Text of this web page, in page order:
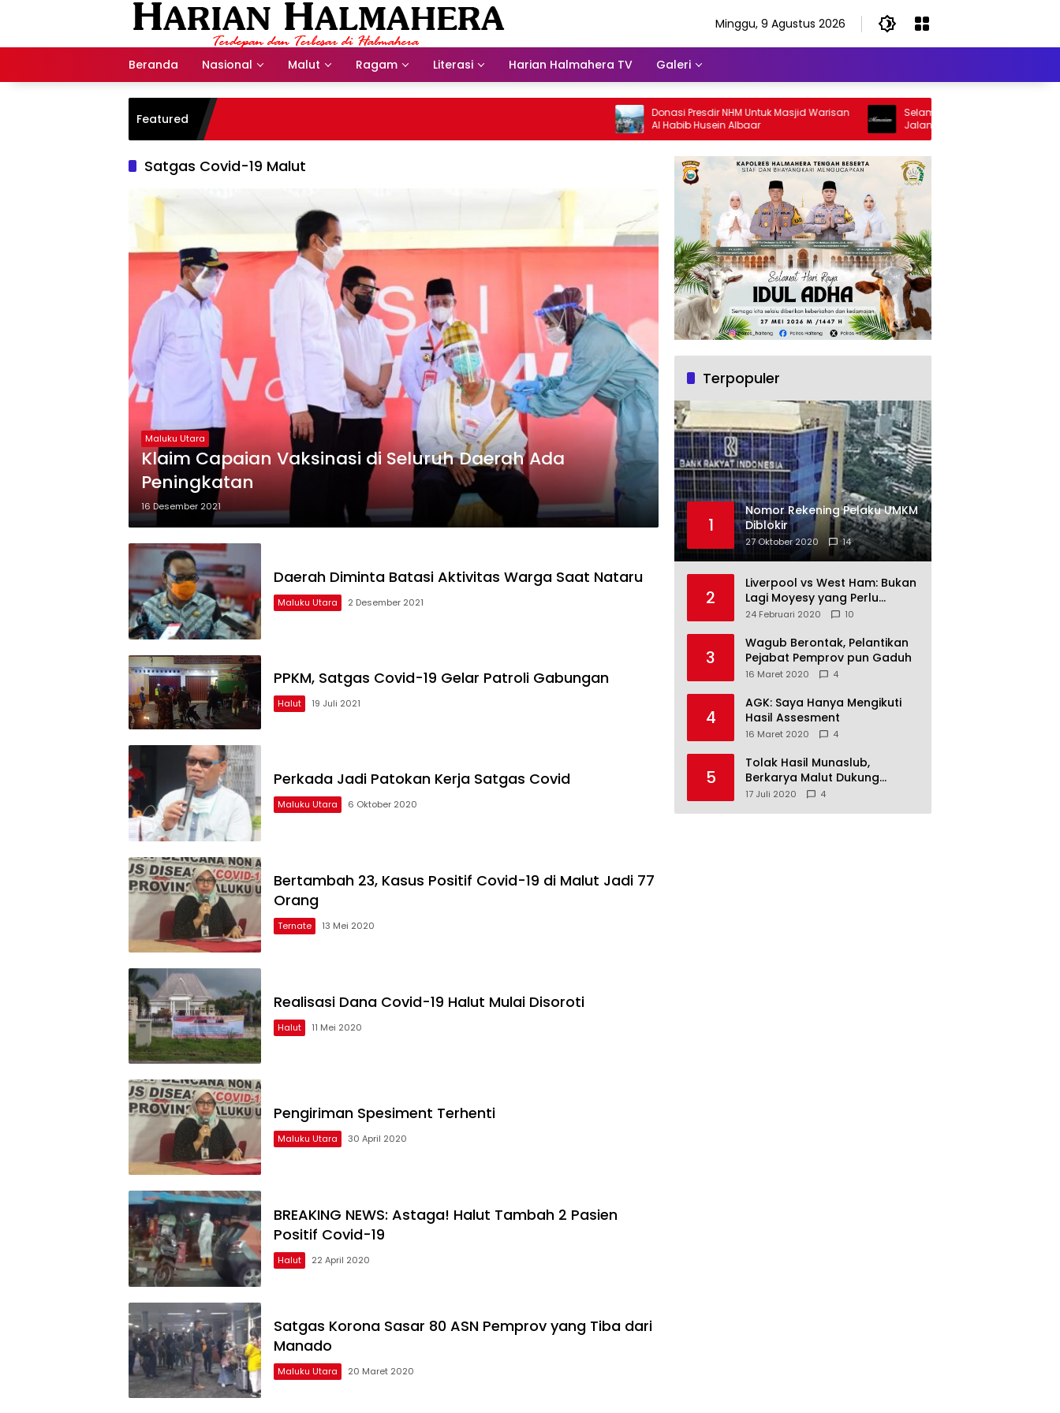
Minggu, 9 Agustus 2026
Beranda Nasional Malut Ragam Literasi Harian Halmahera TV Galeri
Featured
Donasi Presdir NHM Untuk Masjid Warisan
Al Habib Husein Albaar
Selamat Jalan Sang Inspirator, Selamat
Jalan Abangku Yuslam Idris
Satgas Covid-19 Malut
Maluku Utara
Klaim Capaian Vaksinasi di Seluruh Daerah Ada
Peningkatan
16 Desember 2021
Daerah Diminta Batasi Aktivitas Warga Saat Nataru
Maluku Utara 2 Desember 2021
PPKM, Satgas Covid-19 Gelar Patroli Gabungan
Halut 19 Juli 2021
Perkada Jadi Patokan Kerja Satgas Covid
Maluku Utara 6 Oktober 2020
Bertambah 23, Kasus Positif Covid-19 di Malut Jadi 77
Orang
Ternate 13 Mei 2020
Realisasi Dana Covid-19 Halut Mulai Disoroti
Halut 11 Mei 2020
Pengiriman Spesiment Terhenti
Maluku Utara 30 April 2020
BREAKING NEWS: Astaga! Halut Tambah 2 Pasien
Positif Covid-19
Halut 22 April 2020
Satgas Korona Sasar 80 ASN Pemprov yang Tiba dari
Manado
Maluku Utara 20 Maret 2020
Terpopuler
1
Nomor Rekening Pelaku UMKM
Diblokir
27 Oktober 2020 14
2
Liverpool vs West Ham: Bukan
Lagi Moyesy yang Perlu
Ditakuti
24 Februari 2020 10
3
Wagub Berontak, Pelantikan
Pejabat Pemprov pun Gaduh
16 Maret 2020 4
4
AGK: Saya Hanya Mengikuti
Hasil Assesment
16 Maret 2020 4
5
Tolak Hasil Munaslub,
Berkarya Malut Dukung
Tommy Soeharto
17 Juli 2020 4